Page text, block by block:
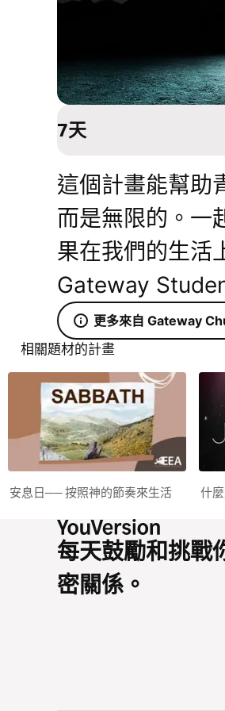
7天
這個計畫能幫助
而是無限的。一
果在我們的生活
Gateway
更多來自 Gateway
相關題材的計畫
安息日── 按照神的節奏來生活 什
每天鼓勵和挑戰
密關係。